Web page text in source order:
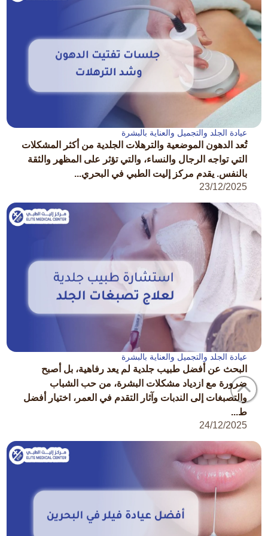
عيادة الجلد والتجميل والعناية بالبشرة
تُعد الدهون الموضعية والترهلات الجلدية من أكثر المشكلات
التي تواجه الرجال والنساء، والتي تؤثر على المظهر والثقة
بالنفس. يقدم مركز إليت الطبي في البحري...
23/12/2025
عيادة الجلد والتجميل والعناية بالبشرة
البحث عن أفضل طبيب جلدية لم يعد رفاهية، بل أصبح
ضرورة مع ازدياد مشكلات البشرة، من حب الشباب
والتصبغات إلى الندبات وآثار التقدم في العمر، اختيار أفضل
ط...
24/12/2025